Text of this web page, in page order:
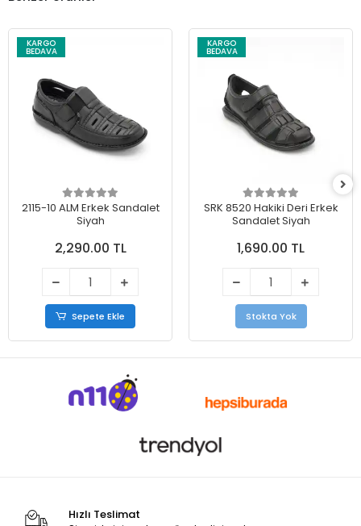
KARGO
BEDAVA
2115-10 ALM Erkek Sandalet
Siyah
2,290.00 TL
Sepete Ekle
KARGO
BEDAVA
SRK 8520 Hakiki Deri Erkek
Sandalet Siyah
1,690.00 TL
Stokta Yok
Hızlı Teslimat